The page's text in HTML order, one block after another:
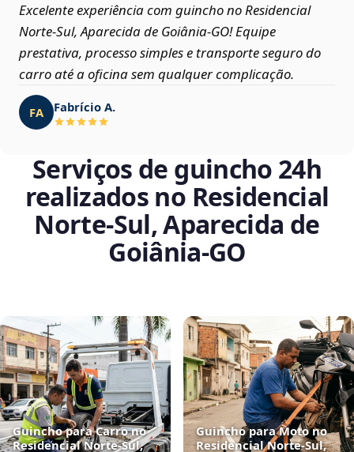
Excelente experiência com guincho no Residencial
Norte-Sul, Aparecida de Goiânia‑GO! Equipe
prestativa, processo simples e transporte seguro do
carro até a oficina sem qualquer complicação.
FA Fabrício A.
Serviços de guincho 24h
realizados no Residencial
Norte-Sul, Aparecida de
Goiânia‑GO
Guincho para Carro no
Residencial Norte-Sul,
Guincho para Moto no
Residencial Norte-Sul,